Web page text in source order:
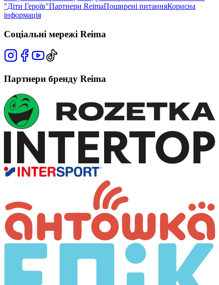
"Діти Героїв"Партнери ReimaПоширені питанняКорисна
інформація
Соціальні мережі Reima
Партнери бренду Reima